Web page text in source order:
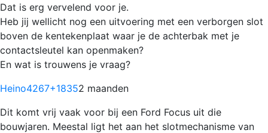
Dat is erg vervelend voor je.
Heb jij wellicht nog een uitvoering met een verborgen slot
boven de kentekenplaat waar je de achterbak met je
contactsleutel kan openmaken?
En wat is trouwens je vraag?
Heino4267+18352 maanden
Dit komt vrij vaak voor bij een Ford Focus uit die
bouwjaren. Meestal ligt het aan het slotmechanisme van